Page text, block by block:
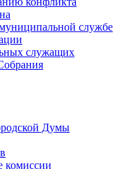
службе
служащих
Думы
комиссии